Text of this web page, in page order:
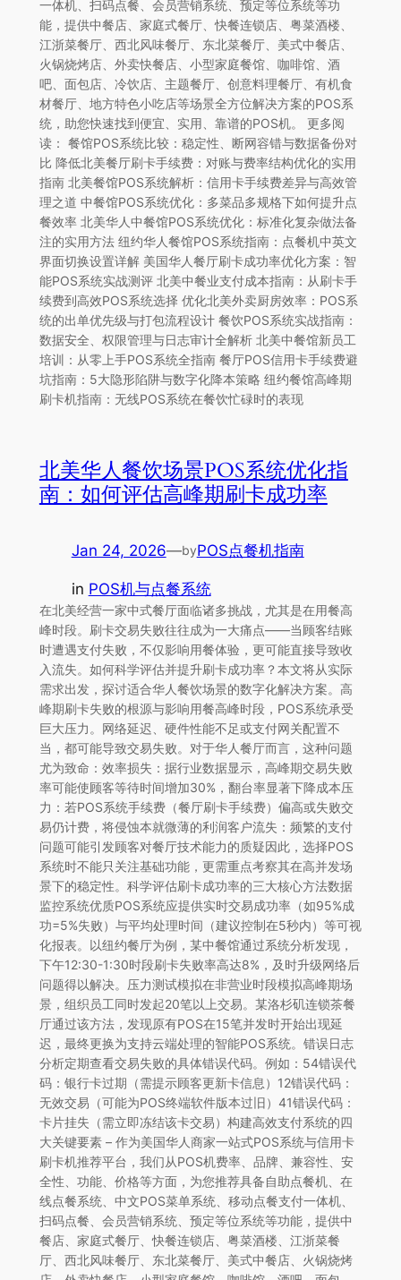
一体机、扫码点餐、会员营销系统、预定等位系统等功
能，提供中餐店、家庭式餐厅、快餐连锁店、粤菜酒楼、
江浙菜餐厅、西北风味餐厅、东北菜餐厅、美式中餐店、
火锅烧烤店、外卖快餐店、小型家庭餐馆、咖啡馆、酒
吧、面包店、冷饮店、主题餐厅、创意料理餐厅、有机食
材餐厅、地方特色小吃店等场景全方位解决方案的POS系
统，助您快速找到便宜、实用、靠谱的POS机。 更多阅
读： 餐馆POS系统比较：稳定性、断网容错与数据备份对
比 降低北美餐厅刷卡手续费：对账与费率结构优化的实用
指南 北美餐馆POS系统解析：信用卡手续费差异与高效管
理之道 中餐馆POS系统优化：多菜品多规格下如何提升点
餐效率 北美华人中餐馆POS系统优化：标准化复杂做法备
注的实用方法 纽约华人餐馆POS系统指南：点餐机中英文
界面切换设置详解 美国华人餐厅刷卡成功率优化方案：智
能POS系统实战测评 北美中餐业支付成本指南：从刷卡手
续费到高效POS系统选择 优化北美外卖厨房效率：POS系
统的出单优先级与打包流程设计 餐饮POS系统实战指南：
数据安全、权限管理与日志审计全解析 北美中餐馆新员工
培训：从零上手POS系统全指南 餐厅POS信用卡手续费避
坑指南：5大隐形陷阱与数字化降本策略 纽约餐馆高峰期
刷卡机指南：无线POS系统在餐饮忙碌时的表现
北美华人餐饮场景POS系统优化指
南：如何评估高峰期刷卡成功率
Jan 24, 2026—byPOS点餐机指南
in POS机与点餐系统
在北美经营一家中式餐厅面临诸多挑战，尤其是在用餐高
峰时段。刷卡交易失败往往成为一大痛点——当顾客结账
时遭遇支付失败，不仅影响用餐体验，更可能直接导致收
入流失。如何科学评估并提升刷卡成功率？本文将从实际
需求出发，探讨适合华人餐饮场景的数字化解决方案。高
峰期刷卡失败的根源与影响用餐高峰时段，POS系统承受
巨大压力。网络延迟、硬件性能不足或支付网关配置不
当，都可能导致交易失败。对于华人餐厅而言，这种问题
尤为致命：效率损失：据行业数据显示，高峰期交易失败
率可能使顾客等待时间增加30%，翻台率显著下降成本压
力：若POS系统手续费（餐厅刷卡手续费）偏高或失败交
易仍计费，将侵蚀本就微薄的利润客户流失：频繁的支付
问题可能引发顾客对餐厅技术能力的质疑因此，选择POS
系统时不能只关注基础功能，更需重点考察其在高并发场
景下的稳定性。科学评估刷卡成功率的三大核心方法数据
监控系统优质POS系统应提供实时交易成功率（如95%成
功=5%失败）与平均处理时间（建议控制在5秒内）等可视
化报表。以纽约餐厅为例，某中餐馆通过系统分析发现，
下午12:30-1:30时段刷卡失败率高达8%，及时升级网络后
问题得以解决。压力测试模拟在非营业时段模拟高峰期场
景，组织员工同时发起20笔以上交易。某洛杉矶连锁茶餐
厅通过该方法，发现原有POS在15笔并发时开始出现延
迟，最终更换为支持云端处理的智能POS系统。错误日志
分析定期查看交易失败的具体错误代码。例如：54错误代
码：银行卡过期（需提示顾客更新卡信息）12错误代码：
无效交易（可能为POS终端软件版本过旧）41错误代码：
卡片挂失（需立即冻结该卡交易）构建高效支付系统的四
大关键要素 – 作为美国华人商家一站式POS系统与信用卡
刷卡机推荐平台，我们从POS机费率、品牌、兼容性、安
全性、功能、价格等方面，为您推荐具备自助点餐机、在
线点餐系统、中文POS菜单系统、移动点餐支付一体机、
扫码点餐、会员营销系统、预定等位系统等功能，提供中
餐店、家庭式餐厅、快餐连锁店、粤菜酒楼、江浙菜餐
厅、西北风味餐厅、东北菜餐厅、美式中餐店、火锅烧烤